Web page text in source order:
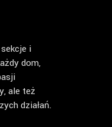
i
dom,
ale też
działań.